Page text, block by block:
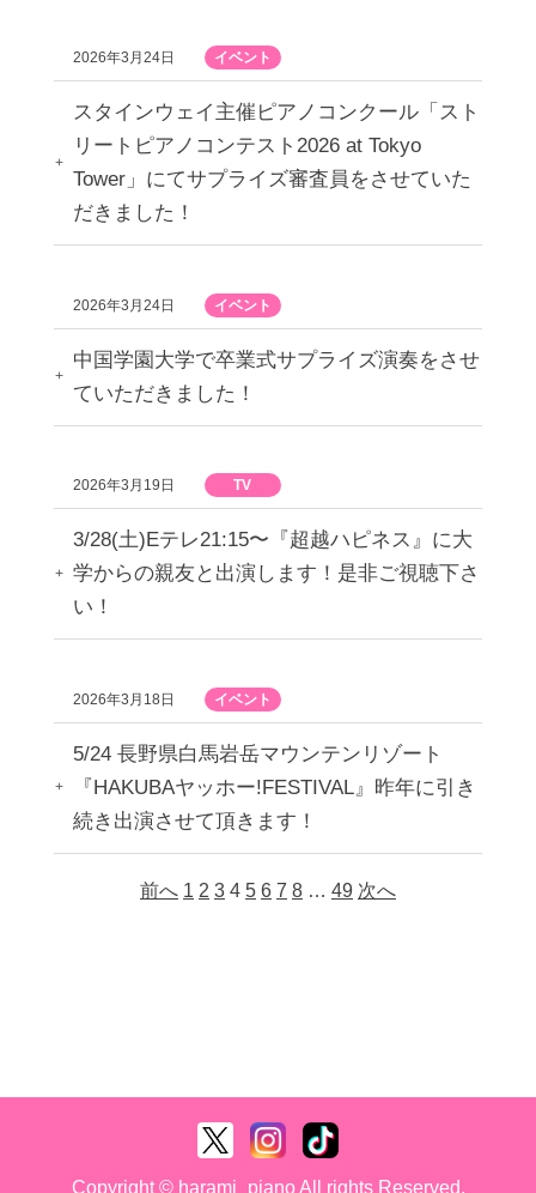
2026年3月24日 イベント
スタインウェイ主催ピアノコンクール「スト
リートピアノコンテスト2026 at Tokyo
Tower」にてサプライズ審査員をさせていた
だきました！
2026年3月24日 イベント
中国学園大学で卒業式サプライズ演奏をさせ
ていただきました！
2026年3月19日 TV
3/28(土)Eテレ21:15〜『超越ハピネス』に大
学からの親友と出演します！是非ご視聴下さ
い！
2026年3月18日 イベント
5/24 長野県白馬岩岳マウンテンリゾート
『HAKUBAヤッホー!FESTIVAL』昨年に引き
続き出演させて頂きます！
前へ 1 2 3 4 5 6 7 8 … 49 次へ
Copyright © harami_piano All rights Reserved.